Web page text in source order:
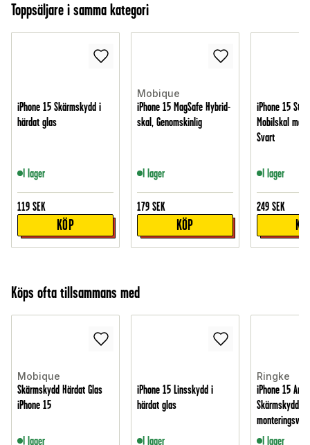
Toppsäljare i samma kategori
iPhone 15 Skärmskydd i
härdat glas
I lager
119 SEK
KÖP
Mobique
iPhone 15 MagSafe Hybrid-
skal, Genomskinlig
I lager
179 SEK
KÖP
iPhone 15
Mobilskal med
Svart
I lager
249 SEK
Köps ofta tillsammans med
Mobique
Skärmskydd Härdat Glas
iPhone 15
I lager
iPhone 15 Linsskydd i
härdat glas
I lager
Ringke
iPhone 15
Skärmskydd i
I lager